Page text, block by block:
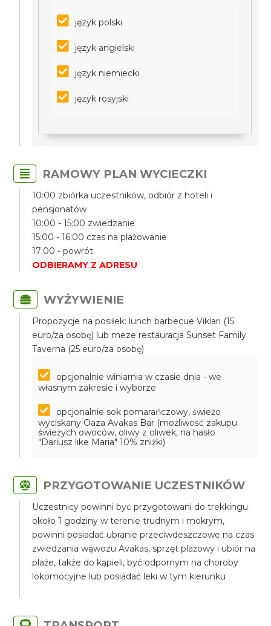
język polski
język angielski
język niemiecki
język rosyjski
RAMOWY PLAN WYCIECZKI
10:00 zbiórka uczestników, odbiór z hoteli i
pensjonatów
10:00 - 15:00 zwiedzanie
15:00 - 16:00 czas na plażowanie
17:00 - powrót
ODBIERAMY Z ADRESU
WYŻYWIENIE
Propozycje na posiłek: lunch barbecue Viklari (15
euro/za osobę) lub meze restauracja Sunset Family
Taverna (25 euro/za osobę)
opcjonalnie winiarnia w czasie dnia - we
własnym zakresie i wyborze
opcjonalnie sok pomarańczowy, świeżo
wyciskany Oaza Avakas Bar (możliwość zakupu
świeżych owoców, oliwy z oliwek, na hasło
"Dariusz like Maria" 10% zniżki)
PRZYGOTOWANIE UCZESTNIKÓW
Uczestnicy powinni być przygotowani do trekkingu
około 1 godziny w terenie trudnym i mokrym,
powinni posiadać ubranie przeciwdeszczowe na czas
zwiedzania wąwozu Avakas, sprzęt plażowy i ubiór na
plaże, także do kąpieli, być odpornym na choroby
lokomocyjne lub posiadać leki w tym kierunku